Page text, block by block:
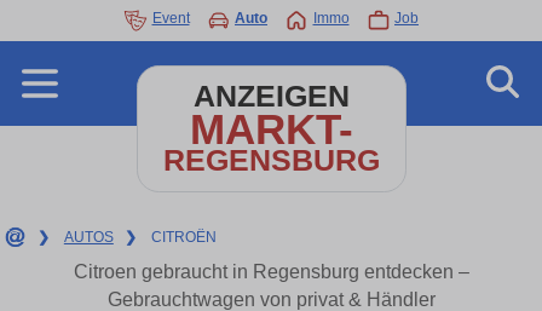
Event Auto Immo Job
ANZEIGEN
MARKT-
REGENSBURG
❯ AUTOS ❯ CITROËN
Citroen gebraucht in Regensburg entdecken –
Gebrauchtwagen von privat & Händler